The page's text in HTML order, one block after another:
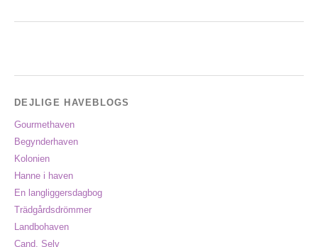
DEJLIGE HAVEBLOGS
Gourmethaven
Begynderhaven
Kolonien
Hanne i haven
En langliggersdagbog
Trädgårdsdrömmer
Landbohaven
Cand. Selv